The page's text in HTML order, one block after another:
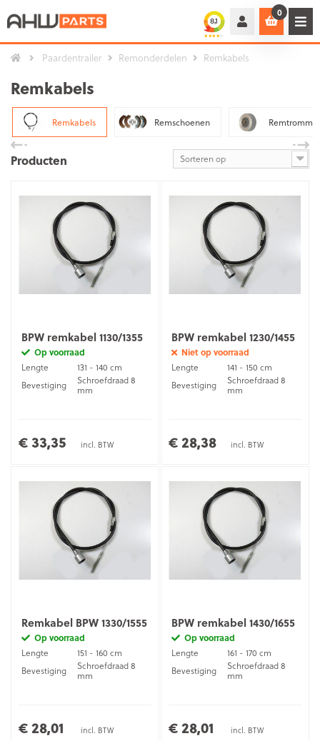
0
Paardentrailer Remonderdelen Remkabels
Remkabels
Remkabels Remschoenen
Producten Sorteren op
BPW remkabel 1130/1355
Op voorraad
Lengte
131 - 140 cm
Bevestiging
Schroefdraad 8
mm
€ 33,35 incl. BTW
BPW remkabel 1230/1455
Niet op voorraad
Lengte
141 - 150 cm
Bevestiging
Schroefdraad 8
mm
€ 28,38 incl. BTW
Remkabel BPW 1330/1555
Op voorraad
Lengte
151 - 160 cm
Bevestiging
Schroefdraad 8
mm
€ 28,01 incl. BTW
BPW remkabel 1430/1655
Op voorraad
Lengte
161 - 170 cm
Bevestiging
Schroefdraad 8
mm
€ 28,01 incl. BTW